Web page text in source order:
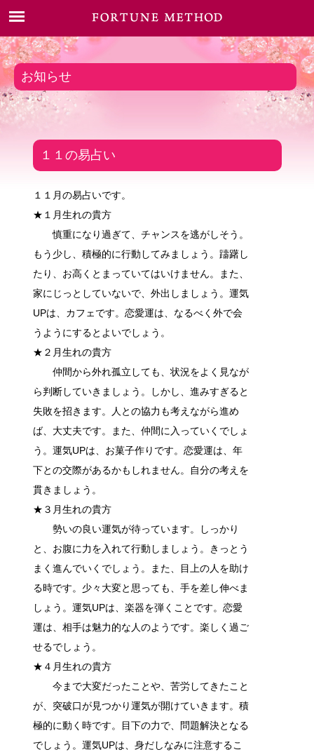
お知らせ
１１の易占い
１１月の易占いです。
★１月生れの貴方
慎重になり過ぎて、チャンスを逃がしそう。
もう少し、積極的に行動してみましょう。躊躇し
たり、お高くとまっていてはいけません。また、
家にじっとしていないで、外出しましょう。運気
UPは、カフェです。恋愛運は、なるべく外で会
うようにするとよいでしょう。
★２月生れの貴方
仲間から外れ孤立しても、状況をよく見なが
ら判断していきましょう。しかし、進みすぎると
失敗を招きます。人との協力も考えながら進め
ば、大丈夫です。また、仲間に入っていくでしょ
う。運気UPは、お菓子作りです。恋愛運は、年
下との交際があるかもしれません。自分の考えを
貫きましょう。
★３月生れの貴方
勢いの良い運気が待っています。しっかり
と、お腹に力を入れて行動しましょう。きっとう
まく進んでいくでしょう。また、目上の人を助け
る時です。少々大変と思っても、手を差し伸べま
しょう。運気UPは、楽器を弾くことです。恋愛
運は、相手は魅力的な人のようです。楽しく過ご
せるでしょう。
★４月生れの貴方
今まで大変だったことや、苦労してきたこと
が、突破口が見つかり運気が開けていきます。積
極的に動く時です。目下の力で、問題解決となる
でしょう。運気UPは、身だしなみに注意するこ